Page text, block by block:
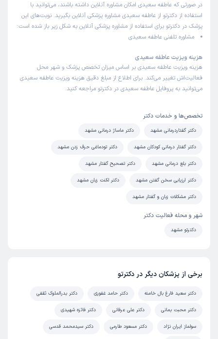
در صورتی که عاطفه سعیدی امکان مشاوره آنلاین داشته باشند، می‌توانید با
استفاده از دکترتو از عاطفه سعیدی مشاوره پزشکی آنلاین بگیرید. نوبت‌های این
پزشک در دکترتو برای استفاده از مشاوره پزشکی آنلاین به شکل زیر باز شده است:
مشاوره تلفنی عاطفه سعیدی
هزینه ویزیت عاطفه سعیدی
هزینه ویزیت عاطفه سعیدی بر اساس میزان تخصص پزشک و شهر محل
فعالیت‌اش تغییر می‌کند. برای اطلاع از مبلغ دقیق هزینه ویزیت عاطفه سعیدی
می‌توانید به پروفایل عاطفه سعیدی در دکترتو مراجعه کنید.
تخصص‌ها و خدمات دکتر
دکتر گفتاردرمانی مشهد دکتر ماساژ درمانی مشهد
دکتر گفتار درمانی کودکان مشهد دکتر تودماغی حرف زدن مشهد
دکتر بلع درمانی مشهد دکتر تصحیح گفتار مشهد
دکتر ارزیابی سخن گفتن مشهد دکتر لکنت زبان مشهد
دکتر مشکلات زبان و گفتار مشهد
شهر و محله فعالیت دکتر
دکترتو مشهد
برخی از پزشکان دیگر در دکترتو
دکتر سعید فارغ بال خامنه دکتر حامد غفوری دکتر بدرالملوک ثقفی
دکتر محبت بمانی دکتر علی عرفانی دکتر فائزه شهیدی
سولماز ایران نژاد دکتر مسعود طارمی دکتر سیدمحمد قدسی